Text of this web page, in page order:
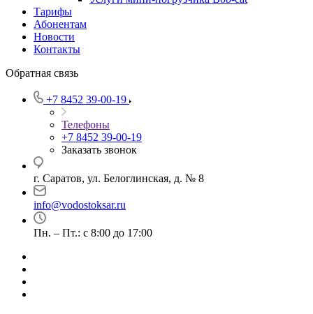
Тарифы
Абонентам
Новости
Контакты
Обратная связь
+7 8452 39-00-19
Телефоны
+7 8452 39-00-19
Заказать звонок
г. Саратов, ул. Белоглинская, д. № 8
info@vodostoksar.ru
Пн. – Пт.: с 8:00 до 17:00